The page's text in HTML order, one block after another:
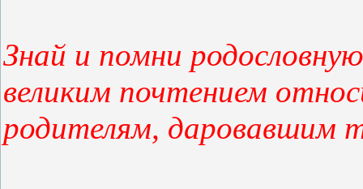
Знай и помни
великим почтением
родителям, даровавшим